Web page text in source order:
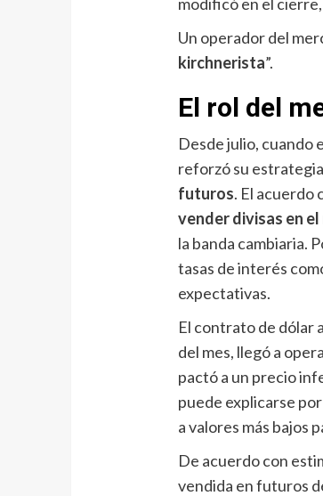
Un operador del
kirchnerista”.
El rol del
Desde julio, cuando
reforzó su
futuros. El acuerdo
vender divisas en
la banda cambiaria.
tasas de interés
expectativas.
El contrato de dólar
del mes, llegó a
pactó a un precio
puede explicarse
a valores más bajos
De acuerdo con
vendida en futuros